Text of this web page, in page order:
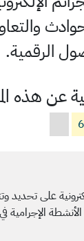
الرقمية.
عن هذه
6
على تحديد
الإجرامية في